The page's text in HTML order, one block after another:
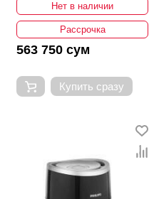
Нет в наличии
Рассрочка
563 750 сум
Купить сразу